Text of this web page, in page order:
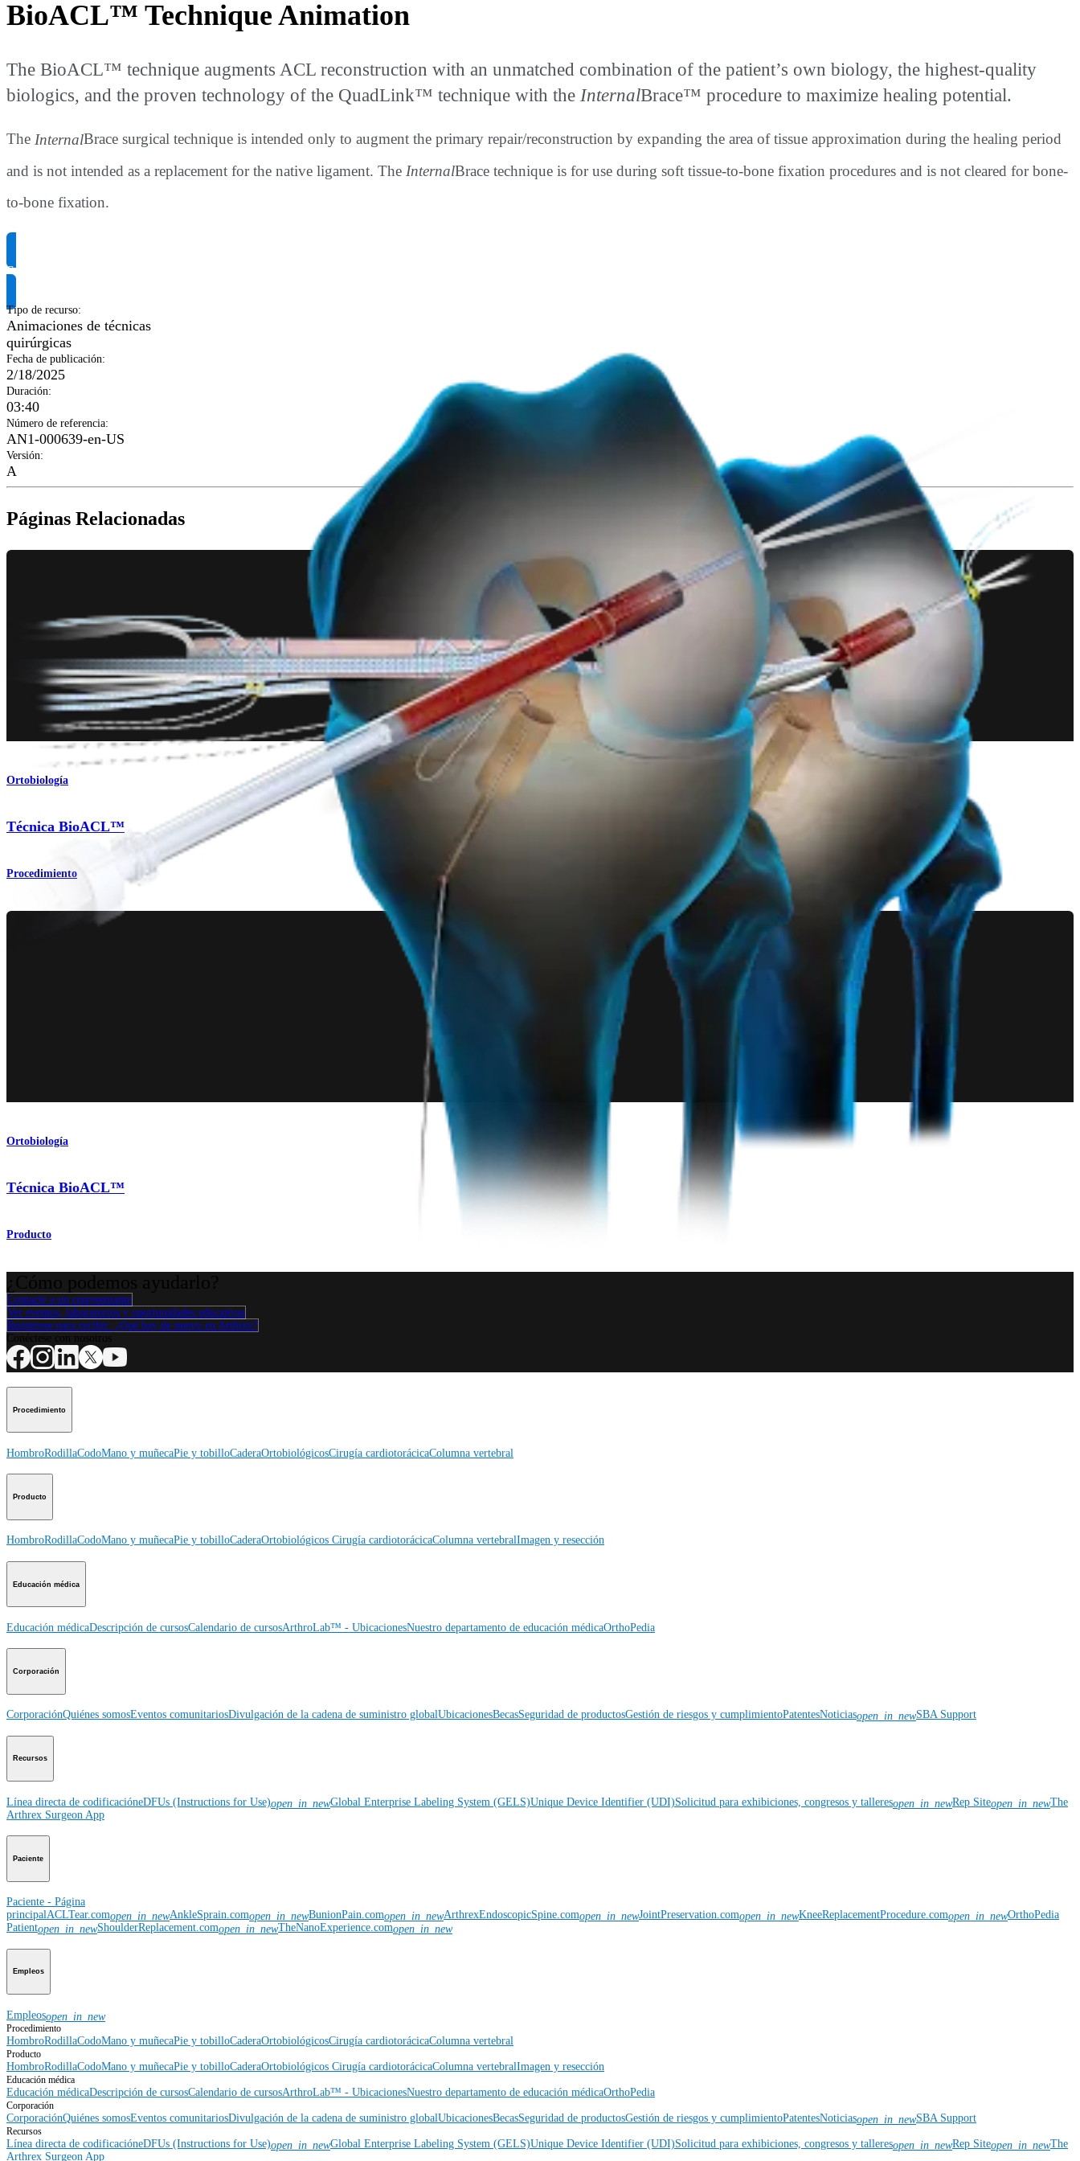
BioACL™ Technique Animation
The BioACL™ technique augments ACL reconstruction with an unmatched combination of the patient’s own biology, the highest-quality
biologics, and the proven technology of the QuadLink™ technique with the InternalBrace™ procedure to maximize healing potential.
The InternalBrace surgical technique is intended only to augment the primary repair/reconstruction by expanding the area of tissue approximation during the healing period
and is not intended as a replacement for the native ligament. The InternalBrace technique is for use during soft tissue-to-bone fixation procedures and is not cleared for bone-
to-bone fixation.
Solicitar información del producto
Tipo de recurso:
Animaciones de técnicas
quirúrgicas
Fecha de publicación:
2/18/2025
Duración:
03:40
Número de referencia:
AN1-000639-en-US
Versión:
A
Páginas Relacionadas
Ortobiología
Técnica BioACL™
Procedimiento
Ortobiología
Técnica BioACL™
Producto
Contacte a un representante
Ver eventos, laboratorios y oportunidades educativas
Regístrese para recibir: ¿Qué hay de nuevo en Arthrex?
Procedimiento
HombroRodillaCodoMano y muñecaPie y tobilloCaderaOrtobiológicosCirugía cardiotorácicaColumna vertebral
Producto
HombroRodillaCodoMano y muñecaPie y tobilloCaderaOrtobiológicos Cirugía cardiotorácicaColumna vertebralImagen y resección
Educación médica
Educación médicaDescripción de cursosCalendario de cursosArthroLab™ - UbicacionesNuestro departamento de educación médicaOrthoPedia
Corporación
CorporaciónQuiénes somosEventos comunitariosDivulgación de la cadena de suministro globalUbicacionesBecasSeguridad de productosGestión de riesgos y cumplimientoPatentesNoticiasopen_in_newSBA Support
Recursos
Línea directa de codificacióneDFUs (Instructions for Use)open_in_newGlobal Enterprise Labeling System (GELS)Unique Device Identifier (UDI)Solicitud para exhibiciones, congresos y talleresopen_in_newRep Siteopen_in_newThe
Arthrex Surgeon App
Paciente
Paciente - Página
principalACLTear.comopen_in_newAnkleSprain.comopen_in_newBunionPain.comopen_in_newArthrexEndoscopicSpine.comopen_in_newJointPreservation.comopen_in_newKneeReplacementProcedure.comopen_in_newOrthoPedia
Patientopen_in_newShoulderReplacement.comopen_in_newTheNanoExperience.comopen_in_new
Empleos
Empleosopen_in_new
Procedimiento
HombroRodillaCodoMano y muñecaPie y tobilloCaderaOrtobiológicosCirugía cardiotorácicaColumna vertebral
Producto
HombroRodillaCodoMano y muñecaPie y tobilloCaderaOrtobiológicos Cirugía cardiotorácicaColumna vertebralImagen y resección
Educación médica
Educación médicaDescripción de cursosCalendario de cursosArthroLab™ - UbicacionesNuestro departamento de educación médicaOrthoPedia
Corporación
CorporaciónQuiénes somosEventos comunitariosDivulgación de la cadena de suministro globalUbicacionesBecasSeguridad de productosGestión de riesgos y cumplimientoPatentesNoticiasopen_in_newSBA Support
Recursos
Línea directa de codificacióneDFUs (Instructions for Use)open_in_newGlobal Enterprise Labeling System (GELS)Unique Device Identifier (UDI)Solicitud para exhibiciones, congresos y talleresopen_in_newRep Siteopen_in_newThe
Arthrex Surgeon App